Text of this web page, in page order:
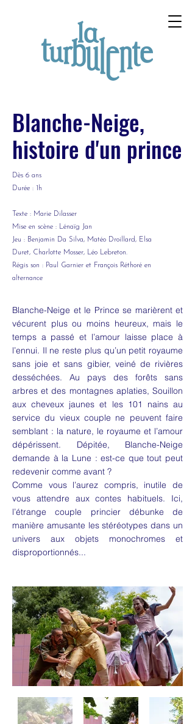
Blanche-Neige,
histoire d'un prince
Dès 6 ans
Durée : 1h
Texte : Marie Dilasser
Mise en scène : Lénaïg Jan
Jeu : Benjamin Da Silva, Matéo Droillard, Elsa
Duret, Charlotte Mosser, Léo Lebreton.
Régis son : Paul Garnier et François Réthoré en
alternance
Blanche-Neige et le Prince se marièrent et
vécurent plus ou moins heureux, mais le
temps a passé et l’amour laisse place à
l’ennui. Il ne reste plus qu’un petit royaume
sans joie et sans gibier, veiné de rivières
desséchées. Au pays des forêts sans
arbres et des montagnes aplaties, Souillon
aux cheveux jaunes et les 101 nains au
service du vieux couple ne peuvent faire
semblant : la nature, le royaume et l’amour
dépérissent. Dépitée, Blanche-Neige
demande à la Lune : est-ce que tout peut
redevenir comme avant ?
Comme vous l’aurez compris, inutile de
vous attendre aux contes habituels. Ici,
l’étrange couple princier débunke de
manière amusante les stéréotypes dans un
univers aux objets monochromes et
disproportionnés...